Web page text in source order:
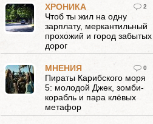
2
ХРОНИКА
Чтоб ты жил на одну
зарплату, меркантильный
прохожий и город забытых
дорог
0
МНЕНИЯ
Пираты Карибского моря
5: молодой Джек, зомби-
корабль и пара клёвых
метафор